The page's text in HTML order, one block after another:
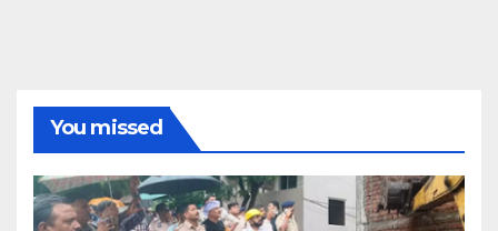
You missed